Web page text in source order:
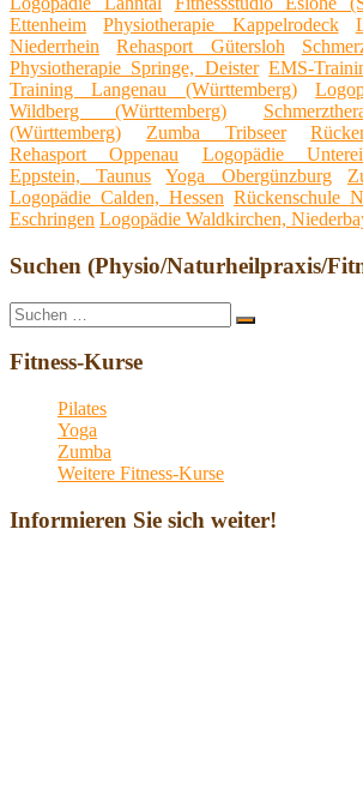
Ettenheim
Physiotherapie Kappelrodeck
Niederrhein
Rehasport Gütersloh
Physiotherapie Springe, Deister EMS-
Training Langenau (Württemberg)
Wildberg (Württemberg)
(Württemberg)
Zumba Tribseer
Rehasport Oppenau
Logopädie
Eppstein, Taunus
Yoga Obergünzburg
Logopädie Calden, Hessen Rückenschule
Eschringen Logopädie Waldkirchen,
Suchen (Physio/Naturheilpraxis/
Suche
nach:
Suchen
Fitness-Kurse
Pilates
Yoga
Zumba
Weitere Fitness-Kurse
Informieren Sie sich weiter!